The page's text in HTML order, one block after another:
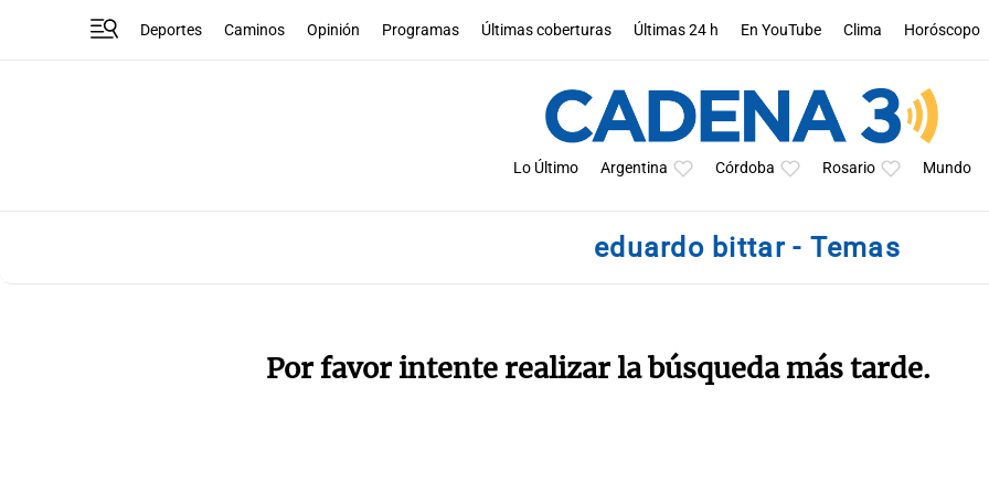
Deportes Caminos Opinión Programas Últimas coberturas Últimas 24 h En YouTube Clima Horóscopo
Lo Último Argentina Córdoba Rosario Mundo
eduardo bittar - Temas
Por favor intente realizar la búsqueda más tarde.